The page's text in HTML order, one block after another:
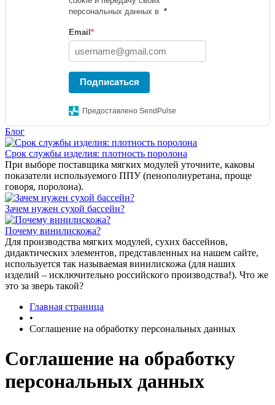
персональных данных в *
Email *
Подписаться
Предоставлено SendPulse
Блог
Срок службы изделия: плотность поролона
При выборе поставщика мягких модулей уточните, каковы
показатели используемого ППУ (пенополиуретана, проще
говоря, поролона).
Зачем нужен сухой бассейн?
Почему винилискожа?
Для производства мягких модулей, сухих бассейнов,
дидактических элементов, представленных на нашем сайте,
используется так называемая винилискожа (для наших
изделий – исключительно российского производства!). Что же
это за зверь такой?
Главная страница
•
Соглашение на обработку персональных данных
Соглашение на обработку
персональных данных